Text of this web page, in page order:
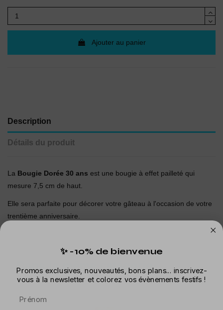
Ajouter au panier
Description
Détails du produit
La Bougie Dorée 30 ans est une bougie à effet pailleté qui
mesure 7,5 cm de haut.
Elle sera parfaite pour décorer votre gâteau à l'occasion de votre
trentième anniversaire.
Dans la même catégorie
✨ -10% de bienvenue
Promos exclusives, nouveautés, bons plans... inscrivez-
vous à la newsletter et colorez vos évènements festifs !